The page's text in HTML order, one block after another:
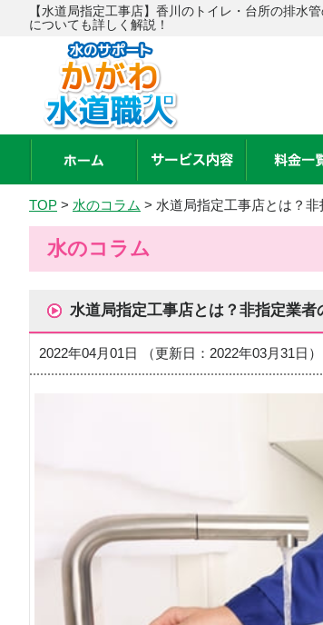
【水道局指定工事店】香川のトイレ・台所の排水
についても詳しく解説！
TOP > 水のコラム > 水道局指定工事店とは？
水のコラム
水道局指定工事店とは？非指定業者
2022年04月01日 （更新日：2022年03月31日